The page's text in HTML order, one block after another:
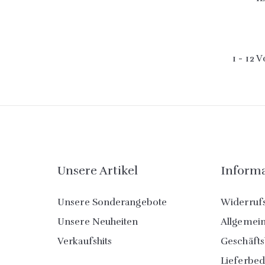
1 - 12
Unsere Artikel
Unsere Sonderangebote
Unsere Neuheiten
Verkaufshits